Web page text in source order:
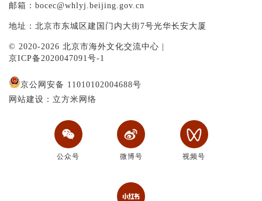
邮箱：bocec@whlyj.beijing.gov.cn
地址：北京市东城区建国门内大街7号光华长安大厦
© 2020-2026 北京市海外文化交流中心 |
京ICP备2020047091号-1
京公网安备 11010102004688号
网站建设：立方米网络
公众号 微博号 视频号